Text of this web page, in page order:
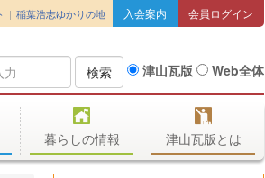
入会案内 会員ログイン
稲葉浩志ゆかりの地
検索 津山瓦版 Web全体
暮らしの情報 津山瓦版とは